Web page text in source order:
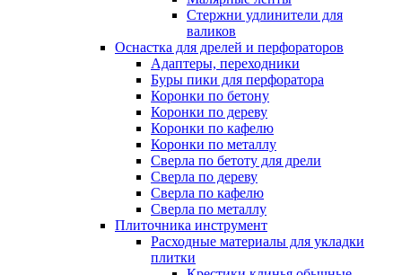
Стержни удлинители для
валиков
Оснастка для дрелей и перфораторов
Адаптеры, переходники
Буры пики для перфоратора
Коронки по бетону
Коронки по дереву
Коронки по кафелю
Коронки по металлу
Сверла по бетоту для дрели
Сверла по дереву
Сверла по кафелю
Сверла по металлу
Плиточника инструмент
Расходные материалы для укладки
плитки